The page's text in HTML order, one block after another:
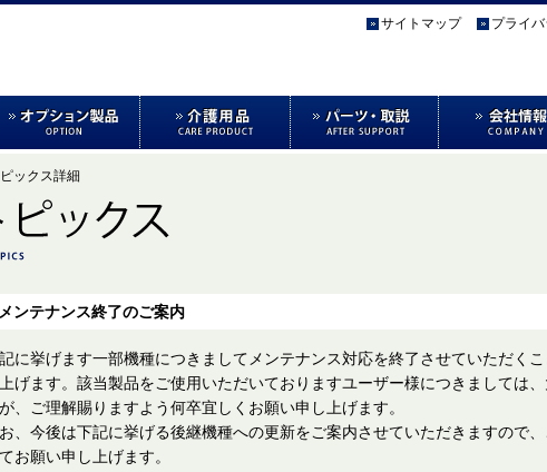
サイトマップ プライ
ックス詳細
メンテナンス終了のご案内
に挙げます一部機種につきましてメンテナンス対応を終了させていただく
げます。該当製品をご使用いただいておりますユーザー様につきましては
、ご理解賜りますよう何卒宜しくお願い申し上げます。
、今後は下記に挙げる後継機種への更新をご案内させていただきますので
お願い申し上げます。